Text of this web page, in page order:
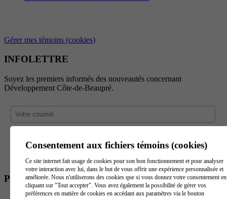
Gérer mes témoins (cookies)
INFOLETTRE
Soyez les premiers informés des nouveautés concernant
Développement Côte-de-Beaupré.
PARTENAIRES
Consentement aux fichiers témoins (cookies)
Ce site internet fait usage de cookies pour son bon fonctionnement et pour analyser
votre interaction avec lui, dans le but de vous offrir une expérience personnalisée et
améliorée. Nous n'utiliserons des cookies que si vous donnez votre consentement en
cliquant sur "Tout accepter". Vous avez également la possibilité de gérer vos
préférences en matière de cookies en accédant aux paramètres via le bouton